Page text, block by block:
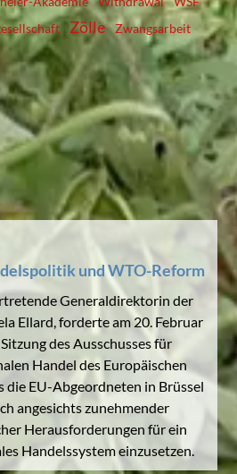
Zölle Zwangsarbeit
und WTO-Reform
Generaldirektorin der
Ellard, forderte am 20. Februar
des Ausschusses für
Handel des Europäischen
die EU-Abgeordneten in Brüssel
angesichts zunehmender
Herausforderungen für ein
Handelssystem einzusetzen.